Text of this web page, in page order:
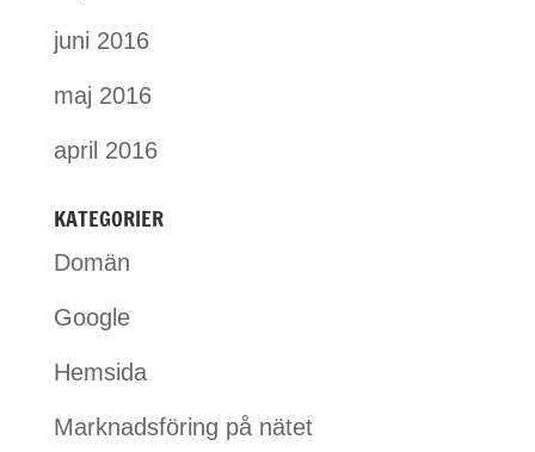
juni 2016
maj 2016
april 2016
KATEGORIER
Domän
Google
Hemsida
Marknadsföring på nätet